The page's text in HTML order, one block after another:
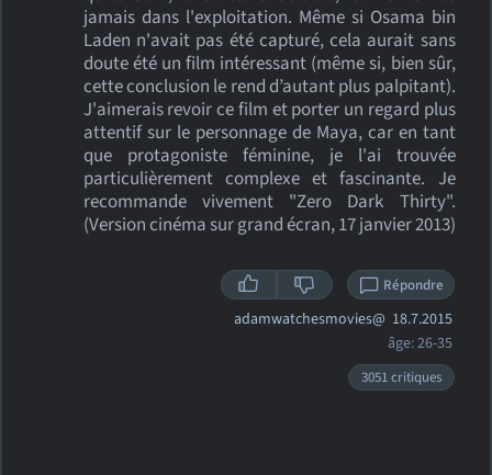
jamais dans l'exploitation. Même si Osama bin
Laden n'avait pas été capturé, cela aurait sans
doute été un film intéressant (même si, bien sûr,
cette conclusion le rend d’autant plus palpitant).
J'aimerais revoir ce film et porter un regard plus
attentif sur le personnage de Maya, car en tant
que protagoniste féminine, je l'ai trouvée
particulièrement complexe et fascinante. Je
recommande vivement "Zero Dark Thirty".
(Version cinéma sur grand écran, 17 janvier 2013)
Répondre
adamwatchesmovies@ 18.7.2015
âge: 26-35
3051 critiques